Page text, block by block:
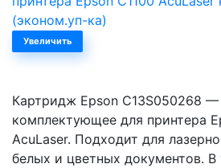
Увеличить
Картридж Epson C13S050268 —
комплектующее для принтера
AcuLaser. Подходит для
белых и цветных документов. В